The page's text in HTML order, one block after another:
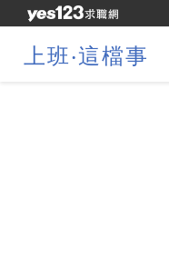
上班‧這檔事